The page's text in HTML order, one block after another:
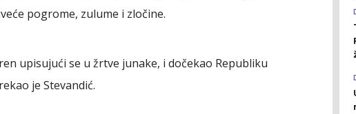
pogrome, zulume i zločine.
upisujući se u žrtve junake, i dočekao Republiku
je Stevandić.